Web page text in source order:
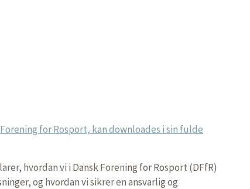
for Rosport, kan downloades i sin fulde
hvordan vi i Dansk Forening for Rosport (DFfR)
og hvordan vi sikrer en ansvarlig og